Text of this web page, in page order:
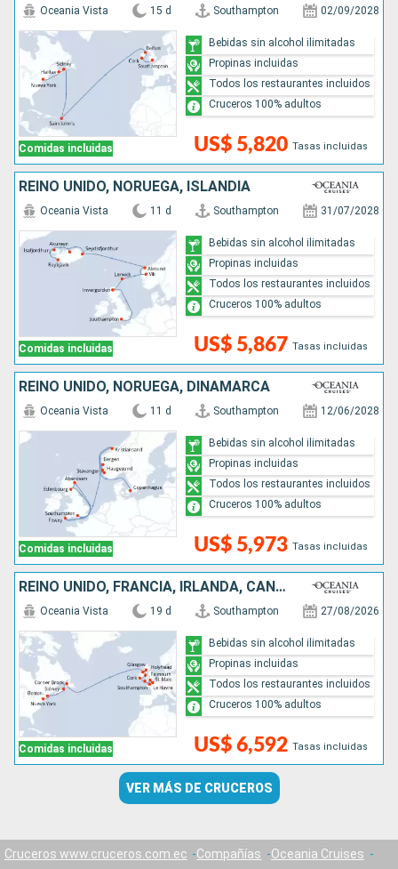
Comidas incluidas
Oceania Vista 15 d Southampton 02/09/2028
US$ 5,820 Tasas incluidas
Bebidas sin alcohol ilimitadas
Propinas incluidas
Todos los restaurantes incluidos
Cruceros 100% adultos
REINO UNIDO, NORUEGA, ISLANDIA
Comidas incluidas
Oceania Vista 11 d Southampton 31/07/2028
US$ 5,867 Tasas incluidas
Bebidas sin alcohol ilimitadas
Propinas incluidas
Todos los restaurantes incluidos
Cruceros 100% adultos
REINO UNIDO, NORUEGA, DINAMARCA
Comidas incluidas
Oceania Vista 11 d Southampton 12/06/2028
US$ 5,973 Tasas incluidas
Bebidas sin alcohol ilimitadas
Propinas incluidas
Todos los restaurantes incluidos
Cruceros 100% adultos
REINO UNIDO, FRANCIA, IRLANDA, CANADÁ, ESTADOS UNIDOS
Comidas incluidas
Oceania Vista 19 d Southampton 27/08/2026
US$ 6,592 Tasas incluidas
Bebidas sin alcohol ilimitadas
Propinas incluidas
Todos los restaurantes incluidos
Cruceros 100% adultos
VER MÁS DE CRUCEROS
Cruceros www.cruceros.com.ec Compañías
Oceania Cruises